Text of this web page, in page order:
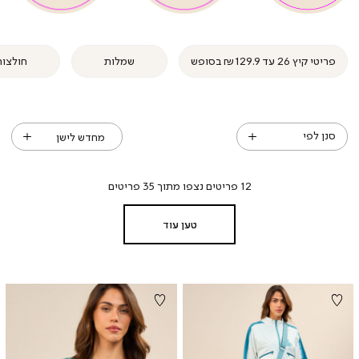
פריטי קיץ 26 עד ₪129.9 בסופש
שמלות
סנן לפי
12 פריטים נצפו מתוך 35 פריטים
טען עוד